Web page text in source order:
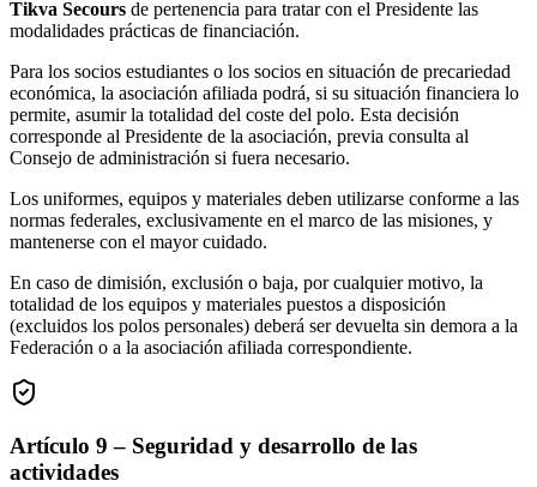
Tikva Secours de pertenencia para tratar con el Presidente las
modalidades prácticas de financiación.
Para los socios estudiantes o los socios en situación de precariedad
económica, la asociación afiliada podrá, si su situación financiera lo
permite, asumir la totalidad del coste del polo. Esta decisión
corresponde al Presidente de la asociación, previa consulta al
Consejo de administración si fuera necesario.
Los uniformes, equipos y materiales deben utilizarse conforme a las
normas federales, exclusivamente en el marco de las misiones, y
mantenerse con el mayor cuidado.
En caso de dimisión, exclusión o baja, por cualquier motivo, la
totalidad de los equipos y materiales puestos a disposición
(excluidos los polos personales) deberá ser devuelta sin demora a la
Federación o a la asociación afiliada correspondiente.
Artículo 9 – Seguridad y desarrollo de las
actividades